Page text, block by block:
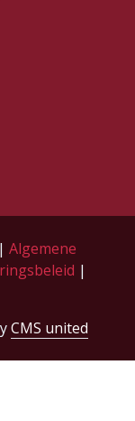
Algemene
|
CMS united